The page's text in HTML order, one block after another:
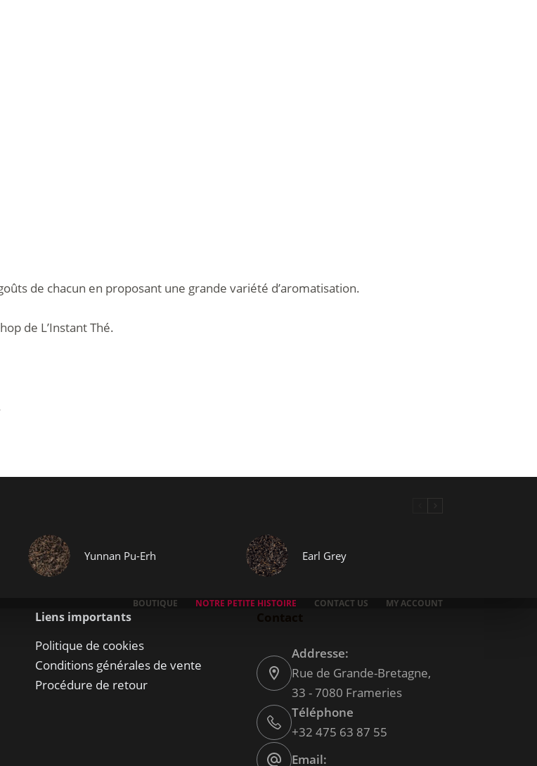
de chacun en proposant une grande variété d’aromatisation.
de L’Instant Thé.
Yunnan Pu-Erh Earl Grey
BOUTIQUE NOTRE PETITE HISTOIRE CONTACT US MY ACCOUNT
Liens importants
Politique de cookies
Conditions générales de vente
Procédure de retour
Addresse:
Rue de Grande-Bretagne,
33 - 7080 Frameries
Téléphone
+32 475 63 87 55
Email: